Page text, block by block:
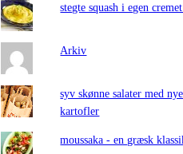
stegte squash i egen
Arkiv
syv skønne salater med nye
kartofler
moussaka - en græsk